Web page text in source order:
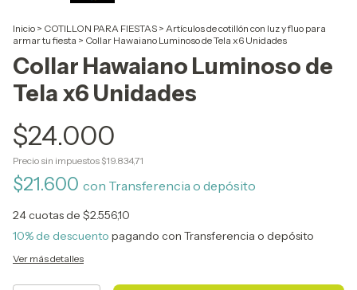
Inicio > COTILLON PARA FIESTAS > Artículos de cotillón con luz y fluo para
armar tu fiesta > Collar Hawaiano Luminoso de Tela x6 Unidades
Collar Hawaiano Luminoso de
Tela x6 Unidades
$24.000
Precio sin impuestos $19.834,71
$21.600 con Transferencia o depósito
24cuotas de $2.556,10
10% de descuento pagando con Transferencia o depósito
Ver más detalles